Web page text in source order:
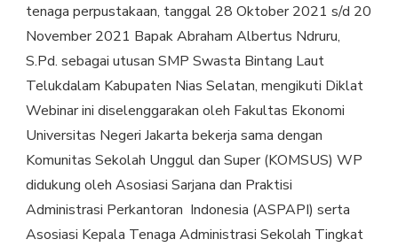
tenaga perpustakaan, tanggal 28 Oktober 2021 s/d 20
November 2021 Bapak Abraham Albertus Ndruru,
S.Pd. sebagai utusan SMP Swasta Bintang Laut
Telukdalam Kabupaten Nias Selatan, mengikuti Diklat
Webinar ini diselenggarakan oleh Fakultas Ekonomi
Universitas Negeri Jakarta bekerja sama dengan
Komunitas Sekolah Unggul dan Super (KOMSUS) WP
didukung oleh Asosiasi Sarjana dan Praktisi
Administrasi Perkantoran Indonesia (ASPAPI) serta
Asosiasi Kepala Tenaga Administrasi Sekolah Tingkat